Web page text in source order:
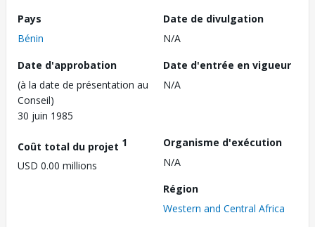
Pays
Bénin
Date de divulgation
N/A
Date d'approbation
(à la date de présentation au
Conseil)
30 juin 1985
Date d'entrée en vigueur
N/A
Coût total du projet 1
USD 0.00 millions
Organisme d'exécution
N/A
Région
Western and Central Africa